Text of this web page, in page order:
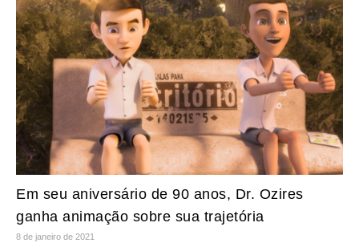
Em seu aniversário de 90 anos, Dr. Ozires
ganha animação sobre sua trajetória
8 de janeiro de 2021